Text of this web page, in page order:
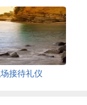
接待礼仪